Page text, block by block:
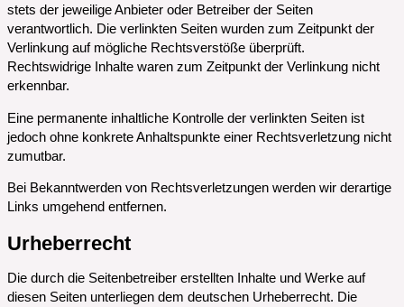
stets der jeweilige Anbieter oder Betreiber der Seiten
verantwortlich. Die verlinkten Seiten wurden zum Zeitpunkt der
Verlinkung auf mögliche Rechtsverstöße überprüft.
Rechtswidrige Inhalte waren zum Zeitpunkt der Verlinkung nicht
erkennbar.
Eine permanente inhaltliche Kontrolle der verlinkten Seiten ist
jedoch ohne konkrete Anhaltspunkte einer Rechtsverletzung nicht
zumutbar.
Bei Bekanntwerden von Rechtsverletzungen werden wir derartige
Links umgehend entfernen.
Urheberrecht
Die durch die Seitenbetreiber erstellten Inhalte und Werke auf
diesen Seiten unterliegen dem deutschen Urheberrecht. Die